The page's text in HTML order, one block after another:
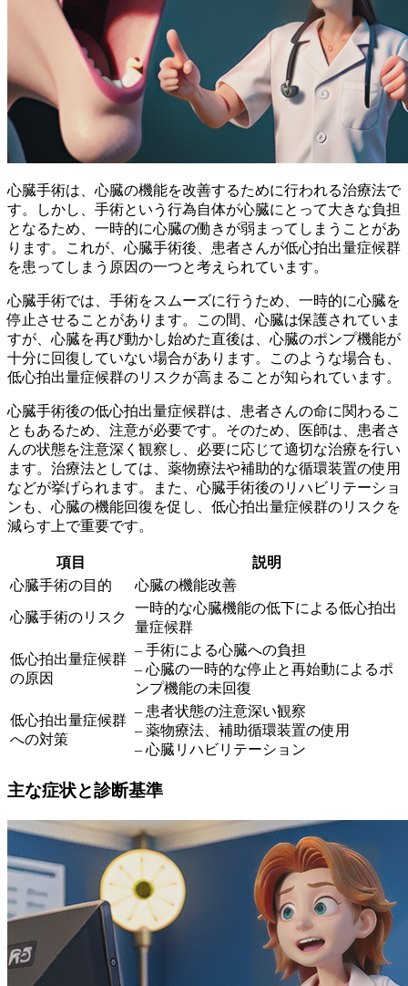
心臓手術は、 心臓の機能を改善するために行われる治療法で
す。しかし、手術という行為自体が心臓にとって大きな負担
となるため、一時的に心臓の働きが弱まってしまうことがあ
ります。これが、心臓手術後、患者さんが低心拍出量症候群
を患ってしまう原因の一つと考えられています。
心臓手術では、手術をスムーズに行うため、一時的に心臓を
停止させることがあります。この間、心臓は保護されていま
すが、心臓を再び動かし始めた直後は、心臓のポンプ機能が
十分に回復していない場合があります。このような場合も、
低心拍出量症候群のリスクが高まる ことが知られています。
心臓手術後の低心拍出量症候群は、患者さんの命に関わるこ
ともあるため、注意が必要です。そのため、医師は、患者さ
んの状態を注意深く観察し、必要に応じて適切な治療を行い
ます。治療法としては、薬物療法や補助的な循環装置の使用
などが挙げられます。また、心臓手術後のリハビリテーショ
ンも、心臓の機能回復を促し、低心拍出量症候群のリスクを
減らす上で重要です。
項目
説明
心臓手術の目的
心臓の機能改善
心臓手術のリスク
一時的な心臓機能の低下による低心拍出
量症候群
低心拍出量症候群
の原因
– 手術による心臓への負担
– 心臓の一時的な停止と再始動によるポ
ンプ機能の未回復
低心拍出量症候群
への対策
– 患者状態の注意深い観察
– 薬物療法、補助循環装置の使用
– 心臓リハビリテーション
主な症状と診断基準